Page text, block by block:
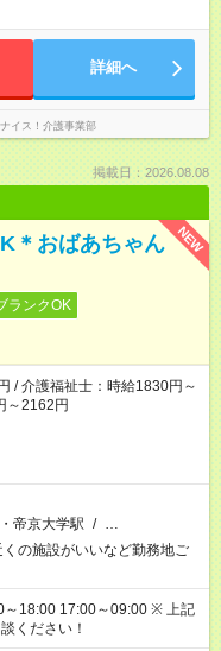
詳細へ
イス！介護事業部
掲載日：2026.08.08
NEW
＊おばあちゃん
ランクOK
/ 介護福祉士：時給1830円～
～2162円
帝京大学駅 / …
の施設がいいなど勤務地ご
17:00～09:00 ※ 上記
ください！